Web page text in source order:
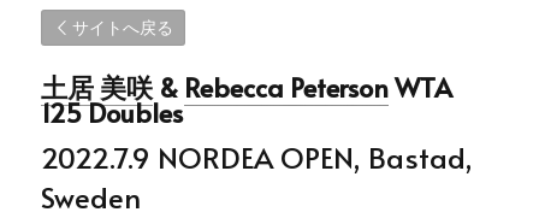
サイトへ戻る
土居 美咲 & Rebecca Peterson WTA
125 Doubles
2022.7.9 NORDEA OPEN, Bastad,
Sweden